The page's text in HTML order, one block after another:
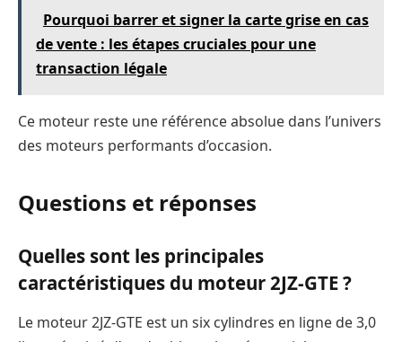
Pourquoi barrer et signer la carte grise en cas
de vente : les étapes cruciales pour une
transaction légale
Ce moteur reste une référence absolue dans l’univers
des moteurs performants d’occasion.
Questions et réponses
Quelles sont les principales
caractéristiques du moteur 2JZ-GTE ?
Le moteur 2JZ-GTE est un six cylindres en ligne de 3,0